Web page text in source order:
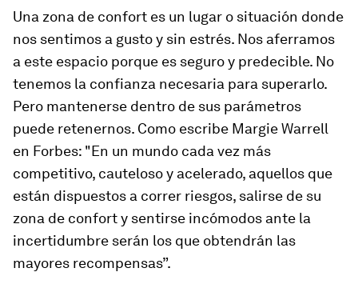
Una zona de confort es un lugar o situación donde
nos sentimos a gusto y sin estrés. Nos aferramos
a este espacio porque es seguro y predecible. No
tenemos la confianza necesaria para superarlo.
Pero mantenerse dentro de sus parámetros
puede retenernos. Como escribe Margie Warrell
en Forbes: "En un mundo cada vez más
competitivo, cauteloso y acelerado, aquellos que
están dispuestos a correr riesgos, salirse de su
zona de confort y sentirse incómodos ante la
incertidumbre serán los que obtendrán las
mayores recompensas”.